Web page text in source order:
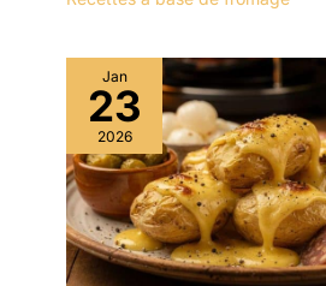
Jan
23
2026